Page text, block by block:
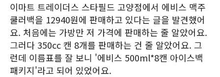
이마트 트레이더스 스타필드 고양점에서 에비스 맥주
쿨러백을 12940원에 판매하고 있다는 글을 발견했어
요. 처음에는 가방만 저 가격에 판매하는 줄 알았어요.
그러다 350cc 캔 8개를 판매하는 건 줄 알았어요. 그
런데 이름표를 잘 보니 '에비스 500ml*8캔 아이스백
패키지'라고 되어 있었어요.